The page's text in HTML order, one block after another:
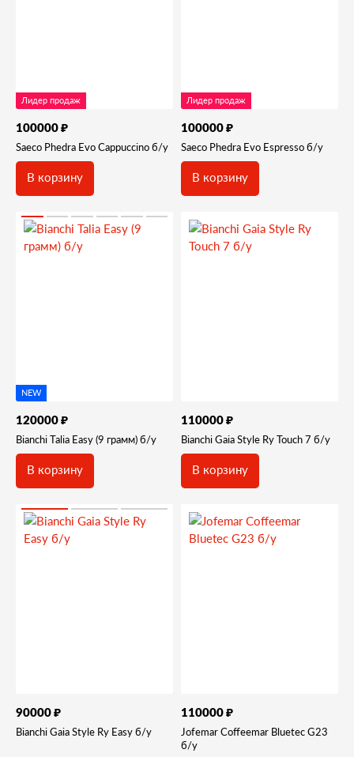
Лидер продаж
100000 ₽
Saeco Phedra Evo Cappuccino б/у
В корзину
Лидер продаж
100000 ₽
Saeco Phedra Evo Espresso б/у
В корзину
NEW
120000 ₽
Bianchi Talia Easy (9 грамм) б/у
В корзину
110000 ₽
Bianchi Gaia Style Ry Touch 7 б/у
В корзину
90000 ₽
Bianchi Gaia Style Ry Easy б/у
110000 ₽
Jofemar Coffeemar Bluetec G23
б/у